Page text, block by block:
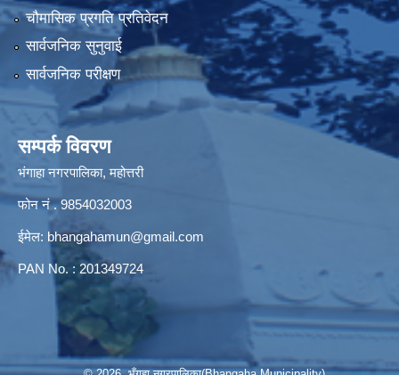
चौमासिक प्रगति प्रतिवेदन
सार्वजनिक सुनुवाई
सार्वजनिक परीक्षण
सम्पर्क विवरण
भंगाहा नगरपालिका, महोत्तरी
फोन नं . 9854032003
ईमेल: bhangahamun@gmail.com
PAN No. : 201349724